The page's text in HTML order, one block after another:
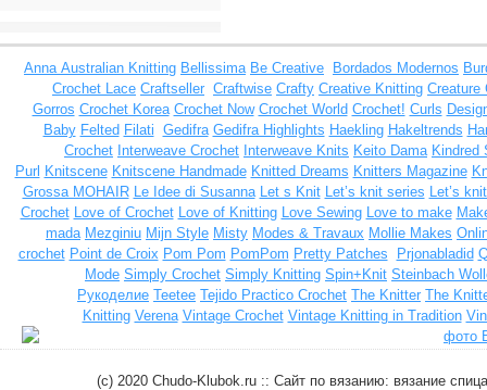
Anna Australian Knitting Bellissima Be Creative Bordados Modernos
Crochet Lace Craftseller Craftwise Crafty Creative Knitting Creature
Gorros Crochet Korea Crochet Now Crochet World Crochet! Curls
Baby Felted Filati Gedifra Gedifra Highlights Haekling Hakeltrends
Crochet Interweave Crochet Interweave Knits Keito Dama Kindred
Purl Knitscene Knitscene Handmade Knitted Dreams Knitters Magazine
Grossa MOHAIR Le Idee di Susanna Let s Knit Let’s knit series Let’s
Crochet Love of Crochet Love of Knitting Love Sewing Love to make
mada Mezginiu Mijn Style Misty Modes & Travaux Mollie Makes
crochet Point de Croix Pom Pom PomPom Pretty Patches Prjonabladid
Mode Simply Crochet Simply Knitting Spin+Knit Steinbach
Рукоделие Teetee Tejido Practico Crochet The Knitter The
Knitting Verena Vintage Crochet Vintage Knitting in Tradition
(c) 2020 Chudo-Klubok.ru :: Сайт по вязанию: вязание